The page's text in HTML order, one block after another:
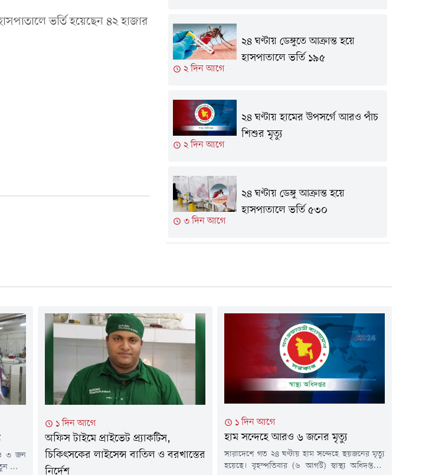
ভর্তি হয়েছেন ৪২ হাজার
২ দিন আগে
২৪ ঘণ্টায় ডেঙ্গুতে আক্রান্ত হয়ে
হাসপাতালে ভর্তি ১৯৫
২ দিন আগে
২৪ ঘণ্টায় হামের উপসর্গে আরও পাঁচ
শিশুর মৃত্যু
৩ দিন আগে
২৪ ঘণ্টায় ডেঙ্গু আক্রান্ত হয়ে
হাসপাতালে ভর্তি ৫৩০
৩ জন
রোগী
১ দিন আগে
অফিস টাইমে প্রাইভেট প্র্যাকটিস,
চিকিৎসকের লাইসেন্স বাতিল ও বরখাস্তের
নির্দেশ
১ দিন আগে
হাম সন্দেহে আরও ৬ জনের মৃত্যু
সারাদেশে গত ২৪ ঘণ্টায় হাম সন্দেহে ছয়জনের মৃত্যু
হয়েছে। বৃহস্পতিবার (৬ আগস্ট) স্বাস্থ্য অধিদপ্তরের